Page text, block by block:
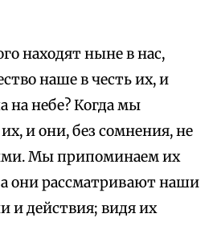
находят ныне в нас,
наше в честь их, и
на небе? Когда мы
и они, без сомнения, не
Мы припоминаем их
они рассматривают наши
и действия; видя их